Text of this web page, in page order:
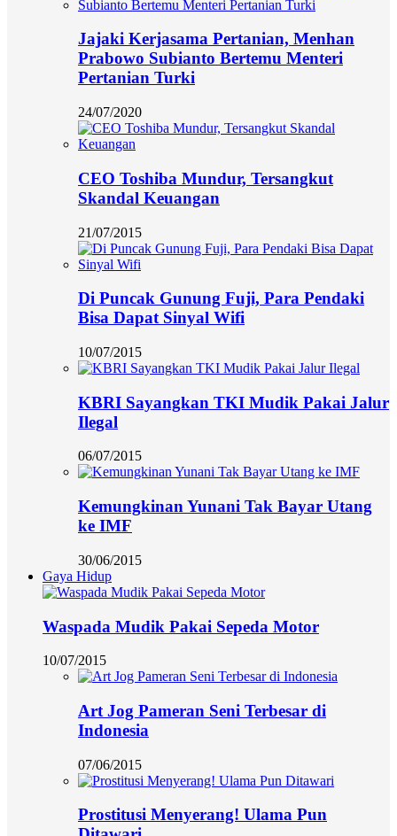
Jajaki Kerjasama Pertanian, Menhan
Prabowo Subianto Bertemu Menteri
Pertanian Turki
24/07/2020
CEO Toshiba Mundur, Tersangkut
Skandal Keuangan
21/07/2015
Di Puncak Gunung Fuji, Para Pendaki
Bisa Dapat Sinyal Wifi
10/07/2015
KBRI Sayangkan TKI Mudik Pakai Jalur
Ilegal
06/07/2015
Kemungkinan Yunani Tak Bayar Utang
ke IMF
30/06/2015
Gaya Hidup
Waspada Mudik Pakai Sepeda Motor
10/07/2015
Art Jog Pameran Seni Terbesar di
Indonesia
07/06/2015
Prostitusi Menyerang! Ulama Pun